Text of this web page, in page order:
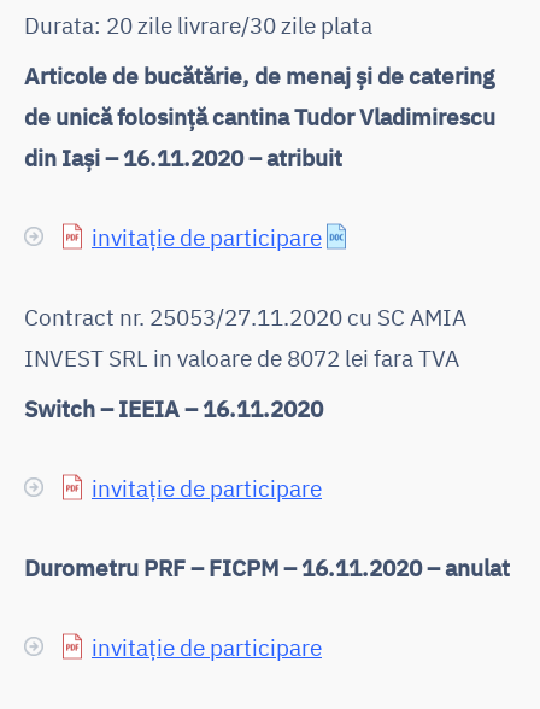
Durata: 20 zile livrare/30 zile plata
Articole de bucătărie, de menaj și de catering
de unică folosință cantina Tudor Vladimirescu
din Iași – 16.11.2020 – atribuit
invitație de participare
Contract nr. 25053/27.11.2020 cu SC AMIA
INVEST SRL in valoare de 8072 lei fara TVA
Switch – IEEIA – 16.11.2020
invitație de participare
Durometru PRF – FICPM – 16.11.2020 – anulat
invitație de participare